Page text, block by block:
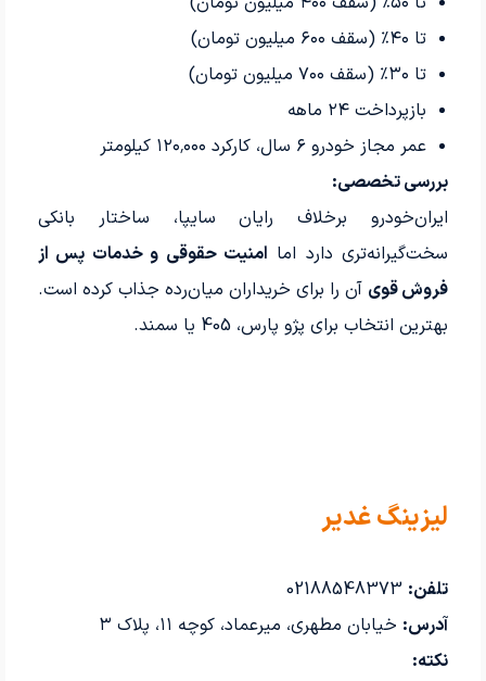
تا ۴۰٪ (سقف ۶۰۰ میلیون تومان)
تا ۳۰٪ (سقف ۷۰۰ میلیون تومان)
بازپرداخت ۲۴ ماهه
عمر مجاز خودرو ۶ سال، کارکرد ۱۲۰٬۰۰۰ کیلومتر
بررسی تخصصی:
ایران‌خودرو برخلاف رایان سایپا، ساختار بانکی
سخت‌گیرانه‌تری دارد اما امنیت حقوقی و خدمات پس از
فروش قوی آن را برای خریداران میان‌رده جذاب کرده است.
بهترین انتخاب برای پژو پارس، 405 یا سمند.
لیزینگ غدیر
تلفن:
آدرس: خیابان مطهری، میرعماد، کوچه ۱۱، پلاک ۳
نکته: